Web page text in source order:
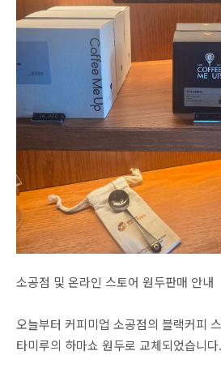
소공점 및 온라인 스토어 원두판매 안내
오늘부터 커피미업 소공점의 블랙커피
타미루의 하마쇼 원두로 교체되었습니다.